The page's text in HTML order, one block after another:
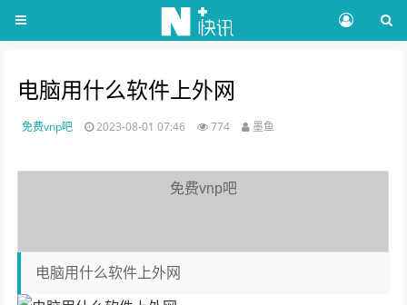
电脑用什么软件上外网
免费vnp吧 2023-08-01 07:46 774 墨鱼
免费vnp吧
电脑用什么软件上外网